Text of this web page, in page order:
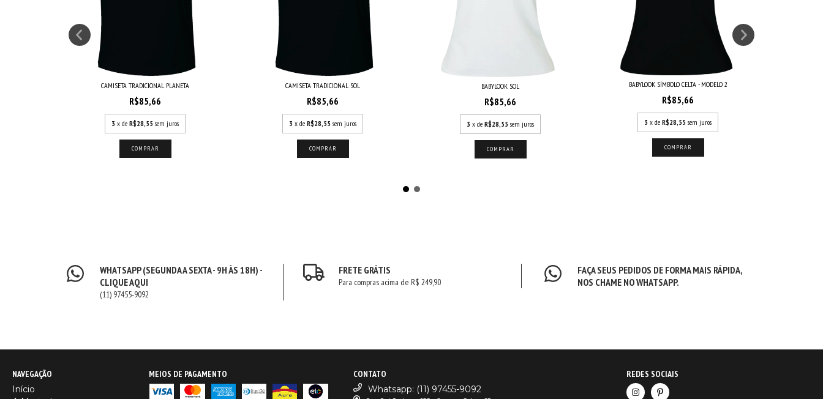
CAMISETA TRADICIONAL PLANETA
R$85,66
3 x de R$28,55 sem juros
COMPRAR
CAMISETA TRADICIONAL SOL
R$85,66
3 x de R$28,55 sem juros
COMPRAR
BABYLOOK SOL
R$85,66
3 x de R$28,55 sem juros
COMPRAR
BABYLOOK SÍMBOLO CELTA - MODELO 2
R$85,66
3 x de R$28,55 sem juros
COMPRAR
WHATSAPP (SEGUNDA A SEXTA - 9H ÀS 18H) -
CLIQUE AQUI
(11) 97455-9092
FRETE GRÁTIS
Para compras acima de R$ 249,90
FAÇA SEUS PEDIDOS DE FORMA MAIS RÁPIDA,
NOS CHAME NO WHATSAPP.
NAVEGAÇÃO
Início
MEIOS DE PAGAMENTO
CONTATO
Whatsapp: (11) 97455-9092
REDES SOCIAIS